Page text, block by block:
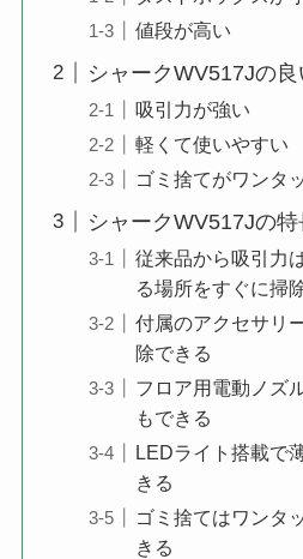
値段が高い
シャークWV517Jの良
吸引力が強い
軽くて使いやすい
ゴミ捨てがワンタ
シャークWV517Jの
従来品から吸引力
る場所をすぐに掃
付属のアクセサリ
除できる
フロア用電動ノズ
もできる
LEDライト搭載で
きる
ゴミ捨てはワンタ
きる